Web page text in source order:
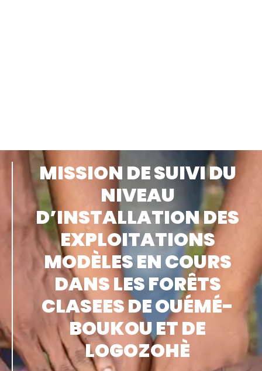
MISSION DE SUIVI DU
NIVEAU
D’INSTALLATION DES
EXPLOITATIONS
MODÈLES EN COURS
DANS LES FORÊTS
CLASEES DE OUÉMÉ-
BOUKOU ET DE
LOGOZOHÈ